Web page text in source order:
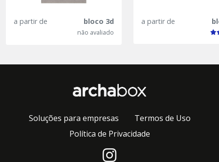
a partir de bloco 3d
não avaliado
a partir de
Soluções para empresas
Termos de Uso
Política de Privacidade